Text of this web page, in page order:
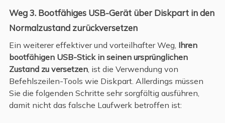
Weg 3. Bootfähiges USB-Gerät über Diskpart in den
Normalzustand zurückversetzen
Ein weiterer effektiver und vorteilhafter Weg, Ihren
bootfähigen USB-Stick in seinen ursprünglichen
Zustand zu versetzen, ist die Verwendung von
Befehlszeilen-Tools wie Diskpart. Allerdings müssen
Sie die folgenden Schritte sehr sorgfältig ausführen,
damit nicht das falsche Laufwerk betroffen ist: